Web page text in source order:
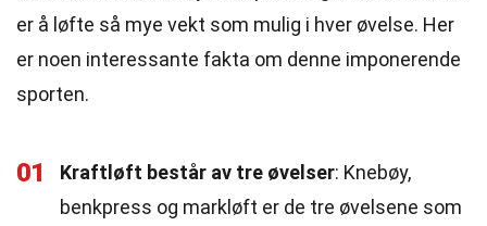
er å løfte så mye vekt som mulig i hver øvelse. Her
er noen interessante fakta om denne imponerende
sporten.
01 Kraftløft består av tre øvelser: Knebøy,
benkpress og markløft er de tre øvelsene som